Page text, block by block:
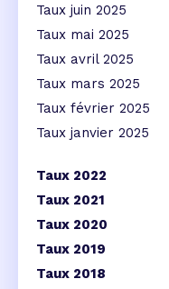
Taux juin 2025
Taux mai 2025
Taux avril 2025
Taux mars 2025
Taux février 2025
Taux janvier 2025
Taux 2022
Taux 2021
Taux 2020
Taux 2019
Taux 2018